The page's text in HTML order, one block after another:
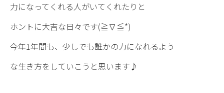
力になってくれる人がいてくれたりと
ホントに大吉な日々です(≧∇≦*)
今年1年間も、少しでも誰かの力になれるよう
な生き方をしていこうと思います♪